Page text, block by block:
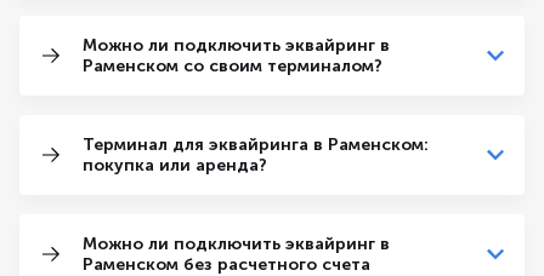
Можно ли подключить эквайринг в
Раменском со своим терминалом?
Терминал для эквайринга в Раменском:
покупка или аренда?
Можно ли подключить эквайринг в
Раменском без расчетного счета